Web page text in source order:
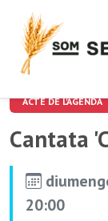
ACTE DE L'AGENDA
Cantata
20:00